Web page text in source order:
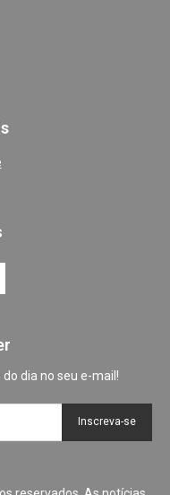
dia no seu e-mail!
Inscreva-se